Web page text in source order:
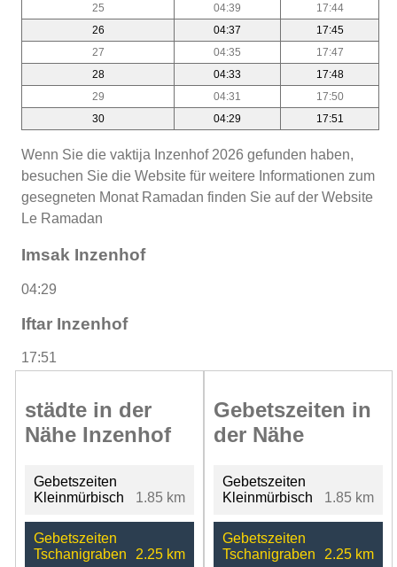
25
04:39
17:44
26
04:37
17:45
27
04:35
17:47
28
04:33
17:48
29
04:31
17:50
30
04:29 17:51
Wenn Sie die vaktija Inzenhof 2026 gefunden haben,
besuchen Sie die Website für weitere Informationen zum
gesegneten Monat Ramadan finden Sie auf der Website
Le Ramadan
Imsak Inzenhof
04:29
Iftar Inzenhof
17:51
städte in der
Nähe Inzenhof
Gebetszeiten
Kleinmürbisch
1.85 km
Gebetszeiten
Tschanigraben
2.25 km
Gebetszeiten in
der Nähe
Gebetszeiten
Kleinmürbisch
1.85 km
Gebetszeiten
Tschanigraben
2.25 km